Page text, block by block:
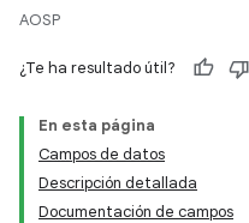
AOSP
¿Te ha resultado útil?
En esta página
Campos de datos
Descripción detallada
Documentación de campos